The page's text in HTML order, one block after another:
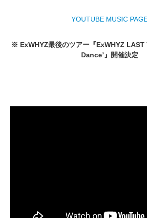
YOUTUBE MUSIC
※ ExWHYZ最後のツアー『ExWHYZ LAST
Dance’』開催決定